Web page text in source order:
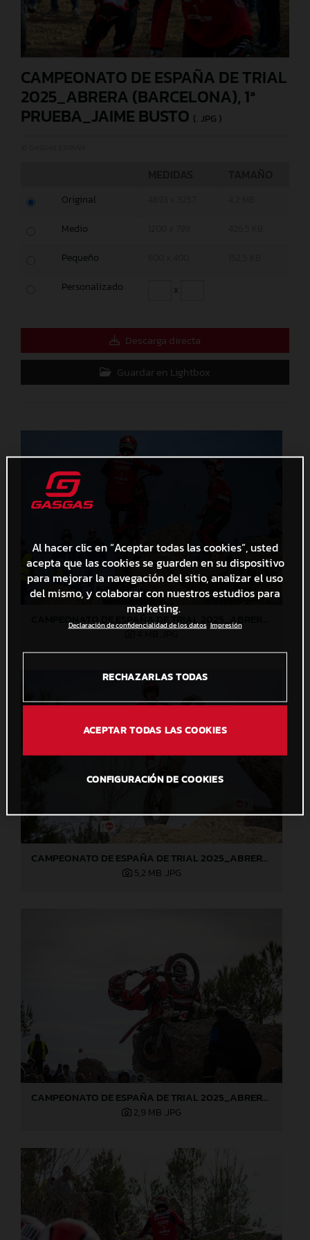
CAMPEONATO DE ESPAÑA DE TRIAL
2025_ABRERA (BARCELONA), 1ª
PRUEBA_JAIME BUSTO (. JPG )
Original
Medio
Pequeño
Personalizado x
Descarga directa
Guardar en Lightbox
4 MB.JPG
CAMPEONATO DE ESPAÑA DE TRIAL 2025_ABRERA (Barcelona), 1ª prueba_Jaime Busto
5,2 MB .JPG
CAMPEONATO DE ESPAÑA DE TRIAL 2025_ABRERA (Barcelona), 1ª prueba_Jaime Busto
2,9 MB .JPG
Al hacer clic en “Aceptar todas las cookies”, usted
acepta que las cookies se guarden en su dispositivo
para mejorar la navegación del sitio, analizar el uso
del mismo, y colaborar con nuestros estudios para
marketing.
Declaración de confidencialidad de los datos Impresión
RECHAZARLAS TODAS
ACEPTAR TODAS LAS COOKIES
CONFIGURACIÓN DE COOKIES